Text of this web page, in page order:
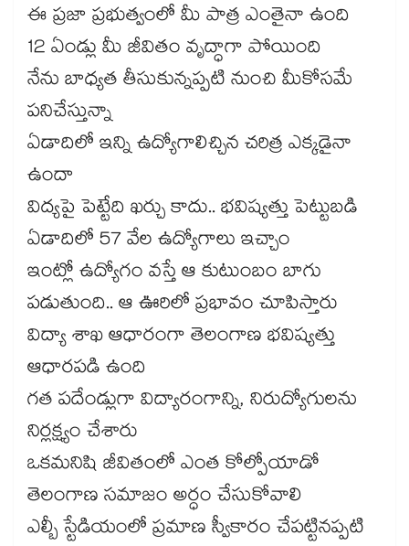
ఈ ప్రజా ప్రభుత్వంలో మీ పాత్ర ఎంతైనా ఉంది
12 ఏండ్లు మీ జీవితం వృద్ధాగా పోయింది
నేను బాధ్యత తీసుకున్నప్పటి నుంచి మీకోసమే
పనిచేస్తున్నా
ఏడాదిలో ఇన్ని ఉద్యోగాలిచ్చిన చరిత్ర ఎక్కడైనా
ఉందా
విద్యపై పెట్టేది ఖర్చు కాదు.. భవిష్యత్తు పెట్టుబడి
ఏడాదిలో 57 వేల ఉద్యోగాలు ఇచ్చాం
ఇంట్లో ఉద్యోగం వస్తే ఆ కుటుంబం బాగు
పడుతుంది.. ఆ ఊరిలో ప్రభావం చూపిస్తారు
విద్యా శాఖ ఆధారంగా తెలంగాణ భవిష్యత్తు
ఆధారపడి ఉంది
గత పదేండ్లుగా విద్యారంగాన్ని, నిరుద్యోగులను
నిర్లక్ష్యం చేశారు
ఒకమనిషి జీవితంలో ఎంత కోల్పోయాడో
తెలంగాణ సమాజం అర్ధం చేసుకోవాలి
ఎల్బీ స్టేడియంలో ప్రమాణ స్వీకారం చేపట్టినప్పటి